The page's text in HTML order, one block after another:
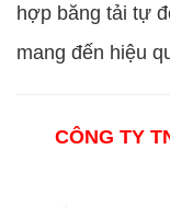
hợp băng tải tự
mang đến hiệu
CÔNG TY